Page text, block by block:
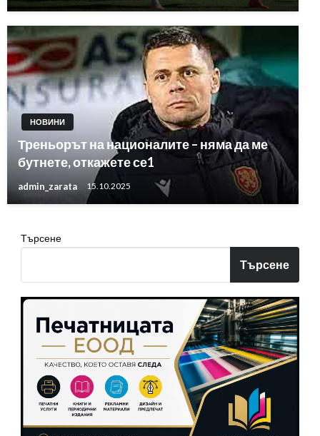
НОВИНИ
Треньорът на националите – няма да ме
бутнете, откажете се1
admin_zarata 15.10.2025
Търсене
Търсене